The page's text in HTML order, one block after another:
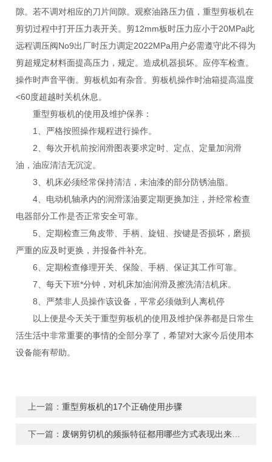
隙。若不调对相应的刀片间隙。观察油路压力值，重型剪板机在
剪切过程中打开压力表开关。剪12mm板时压力应小于20MPa此
远程调压阀No9出厂时压力调定2022MPa用户必需遵守此不得为
剪超规定材料面提高压力，规定。造成机器损坏。应停车检查。
操作时声音平衡。剪板机如有杂音。剪板机操作时油箱提高温度
<60度超越时关机休息。
重型剪板机的使用及维护保养：
1、严格按照操作规程进行操作。
2、每次开机前按润滑图表要求定时、定点、定量加润滑
油，油应清洁无沉淀。
3、机床必须经常保持清洁，未油漆的部分防锈油脂。
4、电动机轴承内的润滑漾油要定期更换加注，并经常检查
电器部分工作是否正常安全可靠。
5、定期检查三角皮带、手柄、旋钮、按键是否损坏，磨损
严重的应及时更换，并报备件补充。
6、定期检查修理开关、保险、手柄、保证其工作可靠。
7、每天下班*分钟，对机床加油润滑及擦洗清洁机床。
8、严禁非人员操作该设备，平常必须做到人离机停
以上便是今天关于重型剪板机的使用及维护保养都是日常生
活生活中非常重要的事情的全部分享了，希望对大家今后使用本
设备能有帮助。
上一篇：重型剪板机的17个正确使用步骤
下一篇： 废钢剪切机的频振特征都用哪些方式表现出来的呢